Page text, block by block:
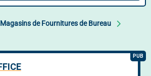
Magasins de Fournitures de Bureau